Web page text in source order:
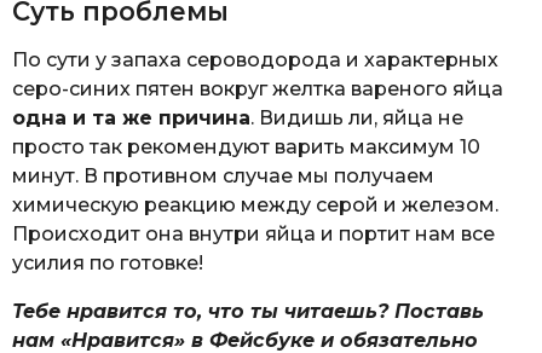
Суть проблемы
По сути у запаха сероводорода и характерных
серо-синих пятен вокруг желтка вареного яйца
одна и та же причина. Видишь ли, яйца не
просто так рекомендуют варить максимум 10
минут. В противном случае мы получаем
химическую реакцию между серой и железом.
Происходит она внутри яйца и портит нам все
усилия по готовке!
Тебе нравится то, что ты читаешь? Поставь
нам «Нравится» в Фейсбуке и обязательно